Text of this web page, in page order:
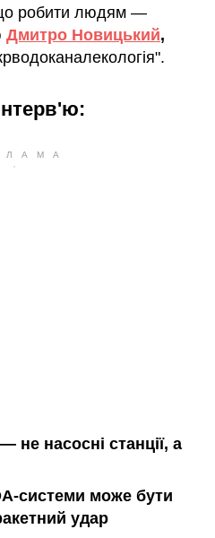
робити людям —
Дмитро Новицький,
не насосні станції, а
системи може бути
удар